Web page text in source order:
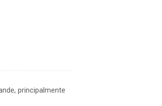
principalmente